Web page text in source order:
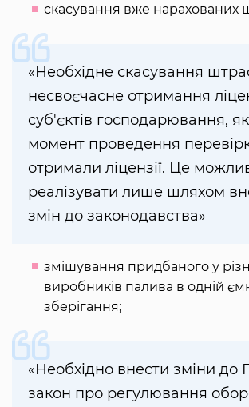
скасування вже нарахованих
«Необхідне скасування
несвоєчасне отримання
суб'єктів господарювання,
момент проведення
отримали ліцензії. Це
реалізувати лише шляхом
змін до законодавства»
змішування придбаного у
виробників палива в одній
зберігання;
«Необхідно внести зміни до
закон про регулювання